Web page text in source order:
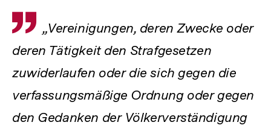
Zitat
„Vereinigungen, deren Zwecke oder
deren Tätigkeit den Strafgesetzen
zuwiderlaufen oder die sich gegen die
verfassungsmäßige Ordnung oder gegen
den Gedanken der Völkerverständigung